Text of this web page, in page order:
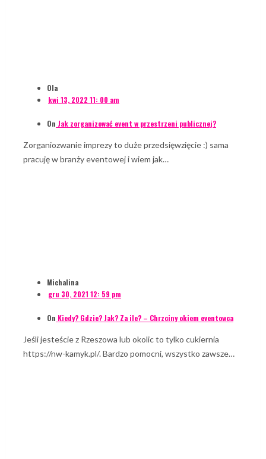
Ola
kwi 13, 2022 11: 00 am
On Jak zorganizować event w przestrzeni publicznej?
Zorganiozwanie imprezy to duże przedsięwzięcie :) sama
pracuję w branży eventowej i wiem jak…
Michalina
gru 30, 2021 12: 59 pm
On Kiedy? Gdzie? Jak? Za ile? – Chrzciny okiem eventowca
Jeśli jesteście z Rzeszowa lub okolic to tylko cukiernia
https://nw-kamyk.pl/. Bardzo pomocni, wszystko zawsze…